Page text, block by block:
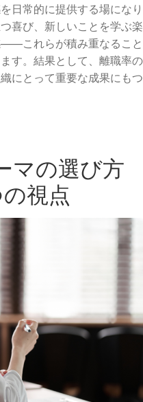
日常的に提供する場になり
喜び、新しいことを学ぶ楽
——これらが積み重なること
す。結果として、離職率の
にとって重要な成果にもつ
マの選び方
視点